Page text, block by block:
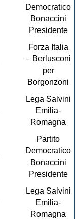
Democratico
Bonaccini
Presidente
Forza Italia
– Berlusconi
per
Borgonzoni
Lega Salvini
Emilia-
Romagna
Partito
Democratico
Bonaccini
Presidente
Lega Salvini
Emilia-
Romagna